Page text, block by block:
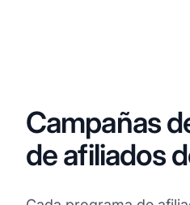
Campañas
de afiliados